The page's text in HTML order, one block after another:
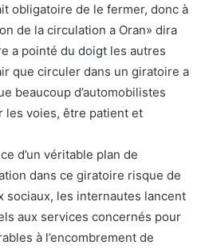
obligatoire de le fermer, donc à
de la circulation a Oran» dira
a pointé du doigt les autres
que circuler dans un giratoire a
beaucoup d’automobilistes
les voies, être patient et
d’un véritable plan de
dans ce giratoire risque de
sociaux, les internautes lancent
aux services concernés pour
à l’encombrement de